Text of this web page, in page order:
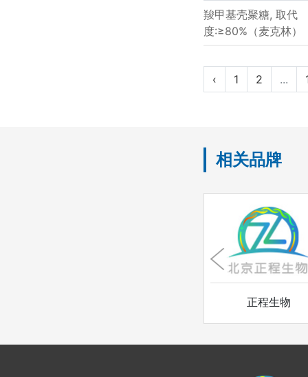
羧甲基壳聚糖, 取代
度:≥80%（麦克林）
‹ 1 2 ...
相关品牌
正程生物